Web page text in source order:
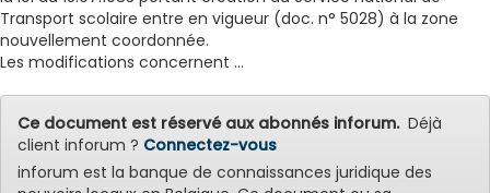
Transport scolaire entre en vigueur (doc. n° 5028) à la zone
nouvellement coordonnée.
Les modifications concernent ...
Ce document est réservé aux abonnés inforum.Déjà
client inforum ? Connectez-vous
inforum est la banque de connaissances juridique des